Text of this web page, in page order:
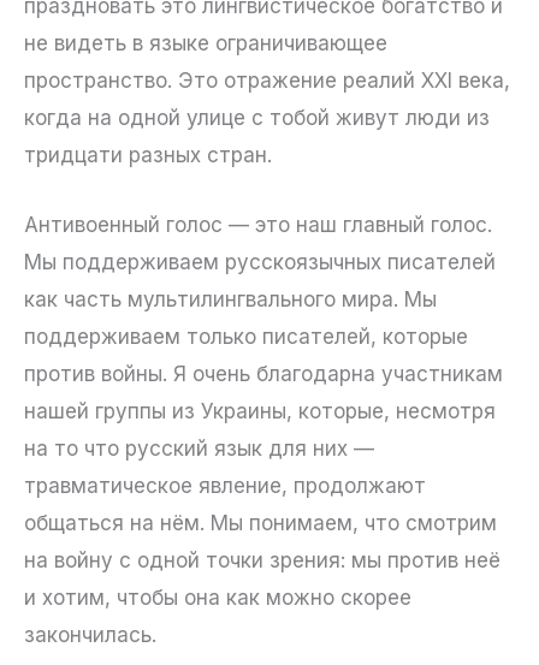
праздновать это лингвистическое богатство и
не видеть в языке ограничивающее
пространство. Это отражение реалий XXI века,
когда на одной улице с тобой живут люди из
тридцати разных стран.
Антивоенный голос — это наш главный голос.
Мы поддерживаем русскоязычных писателей
как часть мультилингвального мира. Мы
поддерживаем только писателей, которые
против войны. Я очень благодарна участникам
нашей группы из Украины, которые, несмотря
на то что русский язык для них —
травматическое явление, продолжают
общаться на нём. Мы понимаем, что смотрим
на войну с одной точки зрения: мы против неё
и хотим, чтобы она как можно скорее
закончилась.